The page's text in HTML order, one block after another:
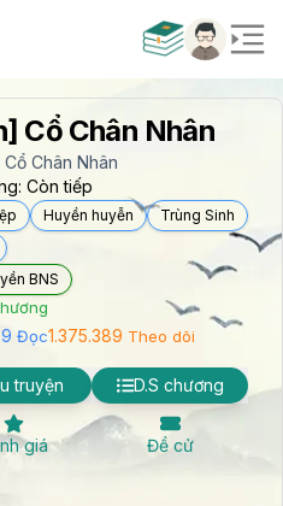
Cổ Chân Nhân
Cổ Chân Nhân
Còn tiếp
Huyền huyễn
Trùng Sinh
BNS
Đọc1.375.389 Theo dõi
truyện D.S chương
giá Đề cử